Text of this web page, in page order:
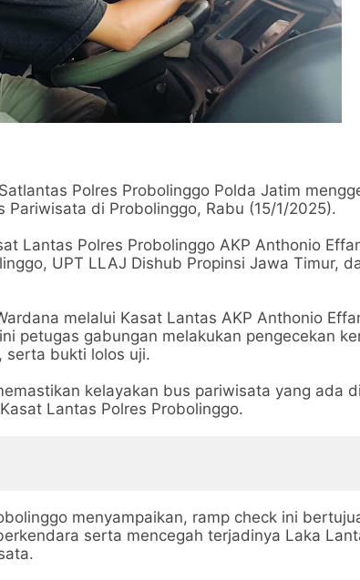
Polres Probolinggo Polda Jatim
Pariwisata di Probolinggo, Rabu (15/1/2025).
Lantas Polres Probolinggo AKP Anthonio
UPT LLAJ Dishub Propinsi Jawa Timur,
melalui Kasat Lantas AKP Anthonio
petugas gabungan melakukan pengecekan
serta bukti lolos uji.
kelayakan bus pariwisata yang ada di
Lantas Polres Probolinggo.
menyampaikan, ramp check ini
serta mencegah terjadinya Laka